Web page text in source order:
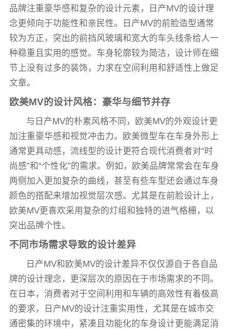
品牌注重豪华感和复杂的设计元素，日产MV的设计理
念更倾向于功能性和亲民性。日产MV的前脸造型通常
较为方正，突出的前挡风玻璃和宽大的车头线条给人一
种稳重且实用的感觉。车身轮廓较为简洁，设计师在细
节上没有过多的装饰，力求在空间利用和舒适性上做足
文章。
欧美MV的设计风格：豪华与细节并存
与日产MV的朴素风格不同，欧美MV的外观设计更
加注重豪华感和视觉冲击力。欧美微型车在车身外形上
通常更具动感，流线型的设计更符合现代消费者对“时
尚感”和“个性化”的需求。例如，欧美品牌常常会在车身
两侧加入更加复杂的曲线，甚至有些车型还会通过车身
颜色的搭配来增加视觉层次感。尤其是在前脸设计上，
欧美MV更喜欢采用复杂的灯组和独特的进气格栅，以
突出品牌个性。
不同市场需求导致的设计差异
日产MV和欧美MV的设计差异不仅仅源自于各自品
牌的设计理念，更深层次的原因在于市场需求的不同。
在日本，消费者对于空间利用和车辆的高效性有着极高
的要求，日产MV的设计注重实用性，尤其是在城市交
通密集的环境中，紧凑且功能化的车身设计更能满足消